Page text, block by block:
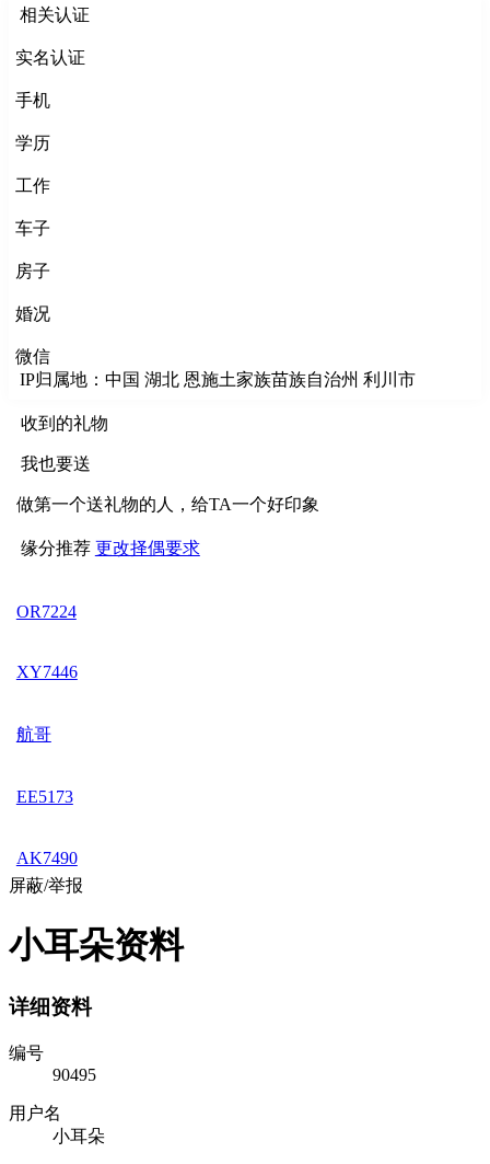
相关认证
实名认证
手机
学历
工作
车子
房子
婚况
微信
IP归属地：中国 湖北 恩施土家族苗族自治州 利川市
收到的礼物
我也要送
做第一个送礼物的人，给TA一个好印象
缘分推荐 更改择偶要求
OR7224
XY7446
航哥
EE5173
AK7490
屏蔽/举报
小耳朵资料
详细资料
编号
90495
用户名
小耳朵